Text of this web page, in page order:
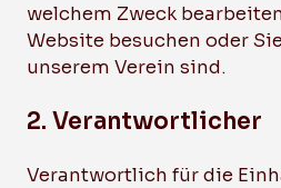
welchem Zweck
Website besuchen oder
unserem Verein sind.
2. Verantwortlicher
Verantwortlich für die